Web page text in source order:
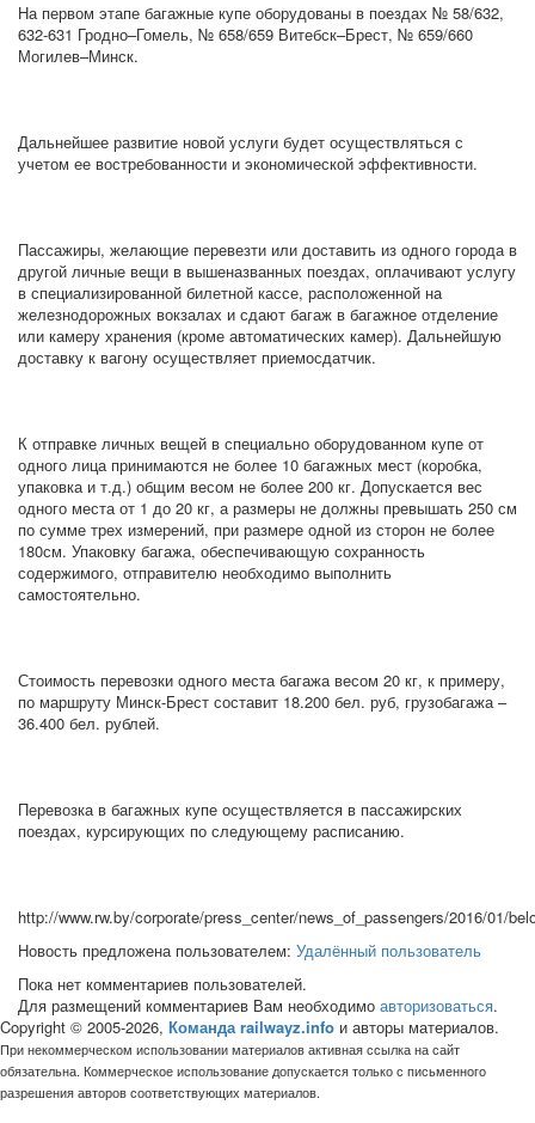
На первом этапе багажные купе оборудованы в поездах № 58/632,
632‑631 Гродно–Гомель, № 658/659 Витебск–Брест, № 659/660
Могилев–Минск.
Дальнейшее развитие новой услуги будет осуществляться с
учетом ее востребованности и экономической эффективности.
Пассажиры, желающие перевезти или доставить из одного города в
другой личные вещи в вышеназванных поездах, оплачивают услугу
в специализированной билетной кассе, расположенной на
железнодорожных вокзалах и сдают багаж в багажное отделение
или камеру хранения (кроме автоматических камер). Дальнейшую
доставку к вагону осуществляет приемосдатчик.
К отправке личных вещей в специально оборудованном купе от
одного лица принимаются не более 10 багажных мест (коробка,
упаковка и т.д.) общим весом не более 200 кг. Допускается вес
одного места от 1 до 20 кг, а размеры не должны превышать 250 см
по сумме трех измерений, при размере одной из сторон не более
180см. Упаковку багажа, обеспечивающую сохранность
содержимого, отправителю необходимо выполнить
самостоятельно.
Стоимость перевозки одного места багажа весом 20 кг, к примеру,
по маршруту Минск‑Брест составит 18.200 бел. руб, грузобагажа –
36.400 бел. рублей.
Перевозка в багажных купе осуществляется в пассажирских
поездах, курсирующих по следующему расписанию.
http://www.rw.by/corporate/press_center/news_of_passengers/2016/01/
Новость предложена пользователем: Удалённый пользователь
Пока нет комментариев пользователей.
Для размещений комментариев Вам необходимо авторизоваться.
Copyright © 2005-2026, Команда railwayz.info и авторы материалов.
При некоммерческом использовании материалов активная ссылка на сайт
обязательна. Коммерческое использование допускается только с письменного
разрешения авторов соответствующих материалов.